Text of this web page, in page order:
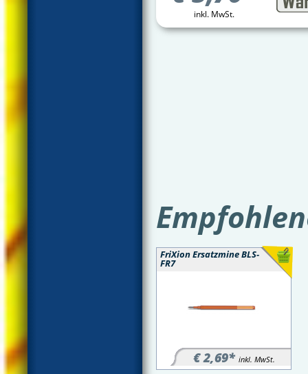
inkl. MwSt.
FriXion Ersatzmine BLS-
FR7
€ 2,69* inkl. MwSt.